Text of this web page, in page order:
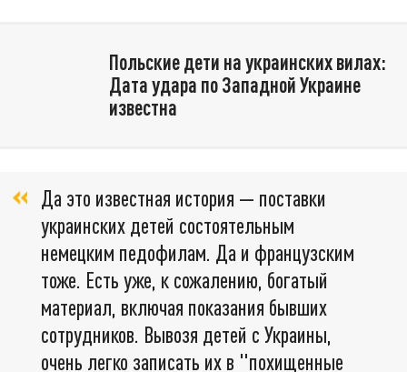
Польские дети на украинских вилах:
Дата удара по Западной Украине
известна
Да это известная история — поставки
украинских детей состоятельным
немецким педофилам. Да и французским
тоже. Есть уже, к сожалению, богатый
материал, включая показания бывших
сотрудников. Вывозя детей с Украины,
очень легко записать их в "похищенные